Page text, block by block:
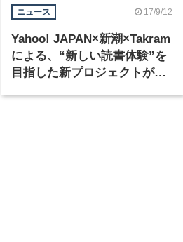
ニュース 17/9/12
Yahoo! JAPAN×新潮×Takram
による、“新しい読書体験”を
目指した新プロジェクトがス